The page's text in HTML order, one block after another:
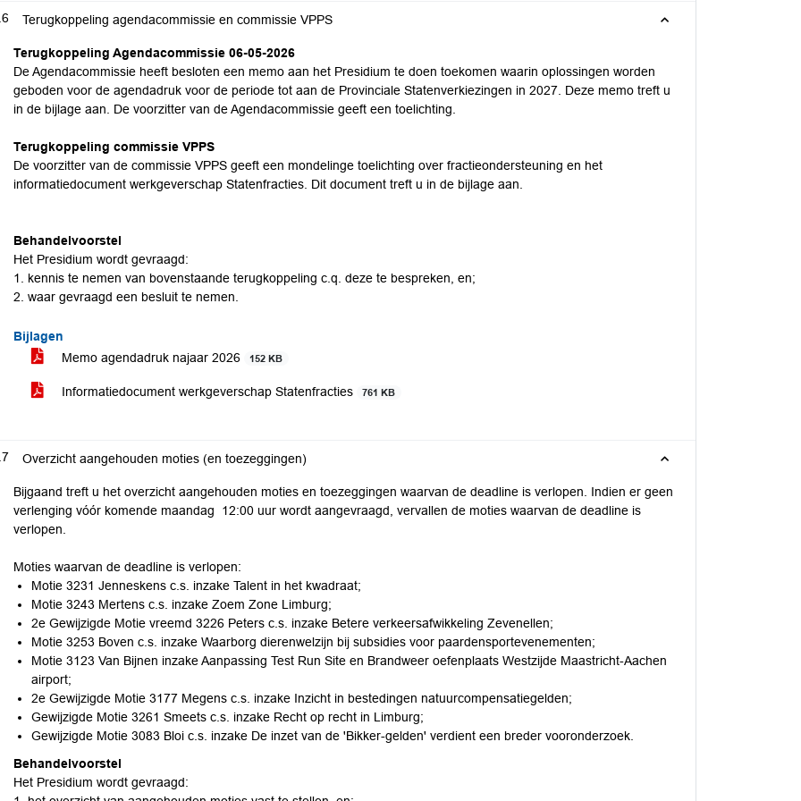
Terugkoppeling agendacommissie en commissie VPPS
Terugkoppeling Agendacommissie 06-05-2026
De Agendacommissie heeft besloten een memo aan het Presidium te doen toekomen waarin oplossingen worden
geboden voor de agendadruk voor de periode tot aan de Provinciale Statenverkiezingen in 2027. Deze memo treft u
in de bijlage aan. De voorzitter van de Agendacommissie geeft een toelichting.
Terugkoppeling commissie VPPS
De voorzitter van de commissie VPPS geeft een mondelinge toelichting over fractieondersteuning en het
informatiedocument werkgeverschap Statenfracties. Dit document treft u in de bijlage aan.
Behandelvoorstel
Het Presidium wordt gevraagd:
1. kennis te nemen van bovenstaande terugkoppeling c.q. deze te bespreken, en;
2. waar gevraagd een besluit te nemen.
Bijlagen
Memo agendadruk najaar 2026
152 KB
Informatiedocument werkgeverschap Statenfracties 761 KB
Overzicht aangehouden moties (en toezeggingen)
Bijgaand treft u het overzicht aangehouden moties en toezeggingen waarvan de deadline is verlopen. Indien er geen
verlenging vóór komende maandag 12:00 uur wordt aangevraagd, vervallen de moties waarvan de deadline is
verlopen.
Moties waarvan de deadline is verlopen:
Motie 3231 Jenneskens c.s. inzake Talent in het kwadraat;
Motie 3243 Mertens c.s. inzake Zoem Zone Limburg;
2e Gewijzigde Motie vreemd 3226 Peters c.s. inzake Betere verkeersafwikkeling Zevenellen;
Motie 3253 Boven c.s. inzake Waarborg dierenwelzijn bij subsidies voor paardensportevenementen;
Motie 3123 Van Bijnen inzake Aanpassing Test Run Site en Brandweer oefenplaats Westzijde Maastricht-Aachen
airport;
2e Gewijzigde Motie 3177 Megens c.s. inzake Inzicht in bestedingen natuurcompensatiegelden;
Gewijzigde Motie 3261 Smeets c.s. inzake Recht op recht in Limburg;
Gewijzigde Motie 3083 Bloi c.s. inzake De inzet van de 'Bikker-gelden' verdient een breder vooronderzoek.
Behandelvoorstel
Het Presidium wordt gevraagd: